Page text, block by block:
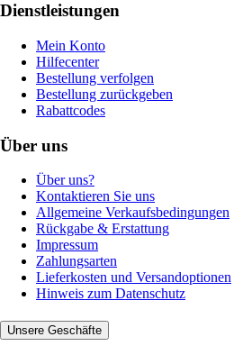
Dienstleistungen
Mein Konto
Hilfecenter
Bestellung verfolgen
Bestellung zurückgeben
Rabattcodes
Über uns
Über uns?
Kontaktieren Sie uns
Allgemeine Verkaufsbedingungen
Rückgabe & Erstattung
Impressum
Zahlungsarten
Lieferkosten und Versandoptionen
Hinweis zum Datenschutz
Unsere Geschäfte